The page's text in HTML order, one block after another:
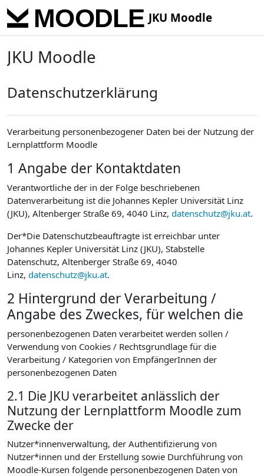
Skip to main content
JKU Moodle
JKU Moodle
Datenschutzerklärung
Verarbeitung personenbezogener Daten bei der Nutzung der
Lernplattform Moodle
1 Angabe der Kontaktdaten
Verantwortliche der in der Folge beschriebenen
Datenverarbeitung ist die Johannes Kepler Universität Linz
(JKU), Altenberger Straße 69, 4040 Linz, datenschutz@jku.at.
Der*Die Datenschutzbeauftragte ist erreichbar unter
Johannes Kepler Universität Linz (JKU), Stabstelle
Datenschutz, Altenberger Straße 69, 4040
Linz, datenschutz@jku.at.
2 Hintergrund der Verarbeitung /
Angabe des Zweckes, für welchen die
personenbezogenen Daten verarbeitet werden sollen /
Verwendung von Cookies / Rechtsgrundlage für die
Verarbeitung / Kategorien von EmpfängerInnen der
personenbezogenen Daten
2.1 Die JKU verarbeitet anlässlich der
Nutzung der Lernplattform Moodle zum
Zwecke der
Nutzer*innenverwaltung, der Authentifizierung von
Nutzer*innen und der Erstellung sowie Durchführung von
Moodle-Kursen folgende personenbezogenen Daten von